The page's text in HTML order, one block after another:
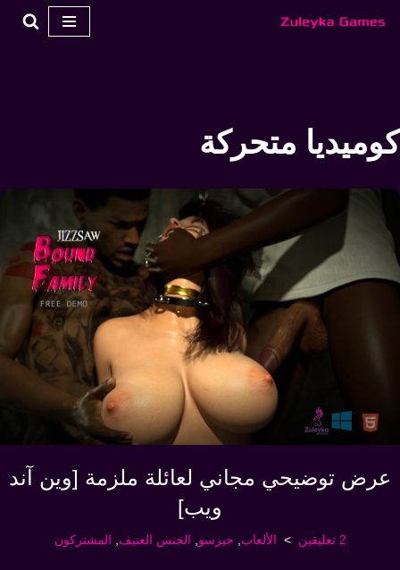
كوميديا متحركة
عرض توضيحي مجاني لعائلة ملزمة [وين آند
ويب]
2 تعليقين الألعاب, جيزسو, الجنس العنيف, المشتركون